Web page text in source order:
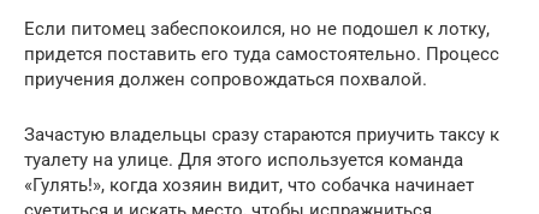
Если питомец забеспокоился, но не подошел к лотку,
придется поставить его туда самостоятельно. Процесс
приучения должен сопровождаться похвалой.
Зачастую владельцы сразу стараются приучить таксу к
туалету на улице. Для этого используется команда
«Гулять!», когда хозяин видит, что собачка начинает